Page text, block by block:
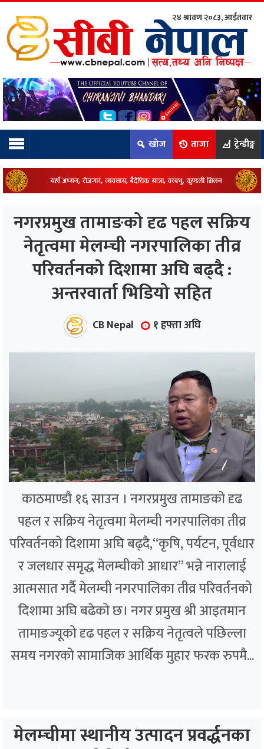
टिम:
२४ श्रावण २०८३, आईतवार
खोज ताजा ट्रेन्डीङ्ग
नगरप्रमुख तामाङको दृढ पहल सक्रिय
नेतृत्वमा मेलम्ची नगरपालिका तीव्र
परिवर्तनको दिशामा अघि बढ्दै :
अन्तरवार्ता भिडियो सहित
CB Nepal १ हफ्ता अघि
काठमाण्डौ १६ साउन । नगरप्रमुख तामाङको दृढ
पहल र सक्रिय नेतृत्वमा मेलम्ची नगरपालिका तीव्र
परिवर्तनको दिशामा अघि बढ्दै,“कृषि, पर्यटन, पूर्वधार
र जलधार समृद्ध मेलम्चीको आधार” भन्ने नारालाई
आत्मसात गर्दै मेलम्ची नगरपालिका तीव्र परिवर्तनको
दिशामा अघि बढेको छ। नगर प्रमुख श्री आइतमान
तामाङज्यूको दृढ पहल र सक्रिय नेतृत्वले पछिल्ला
समय नगरको सामाजिक आर्थिक मुहार फरक रुपमै...
मेलम्चीमा स्थानीय उत्पादन प्रवर्द्धनका